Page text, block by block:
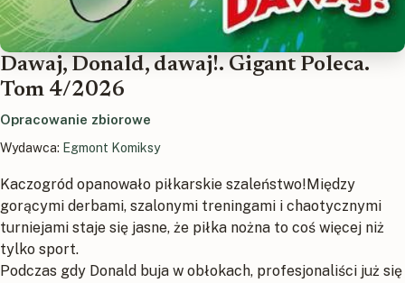
Dawaj, Donald, dawaj!. Gigant Poleca.
Tom 4/2026
Opracowanie zbiorowe
Wydawca: Egmont Komiksy
Kaczogród opanowało piłkarskie szaleństwo!Między
gorącymi derbami, szalonymi treningami i chaotycznymi
turniejami staje się jasne, że piłka nożna to coś więcej niż
tylko sport.
Podczas gdy Donald buja w obłokach, profesjonaliści już się